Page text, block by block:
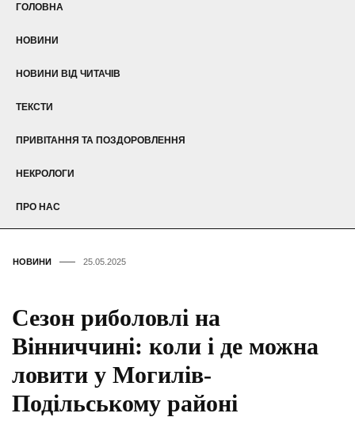
ГОЛОВНА
НОВИНИ
НОВИНИ ВІД ЧИТАЧІВ
ТЕКСТИ
ПРИВІТАННЯ ТА ПОЗДОРОВЛЕННЯ
НЕКРОЛОГИ
ПРО НАС
НОВИНИ 25.05.2025
Сезон риболовлі на
Вінниччині: коли і де можна
ловити у Могилів-
Подільському районі